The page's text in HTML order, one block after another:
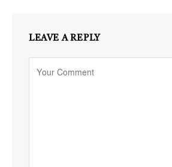
LEAVE A REPLY